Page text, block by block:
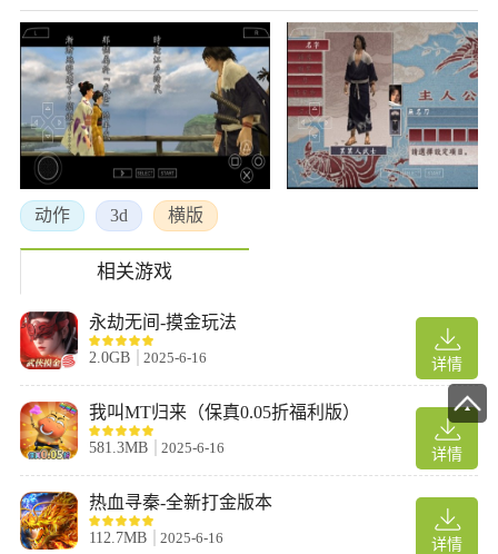
动作 3d 横版
相关游戏
详情
永劫无间-摸金玩法
2.0GB 2025-6-16
详情
我叫MT归来（保真0.05折福利版）
581.3MB 2025-6-16
详情
热血寻秦-全新打金版本
112.7MB 2025-6-16